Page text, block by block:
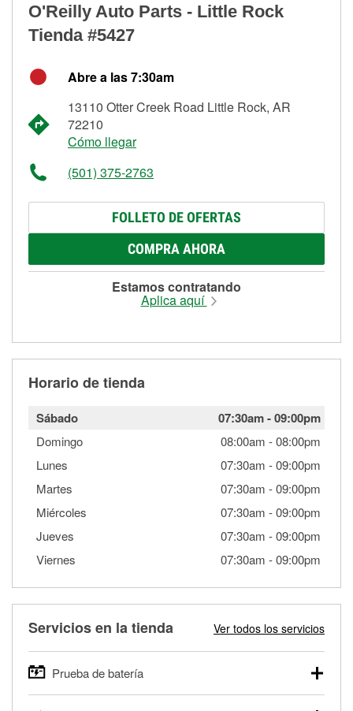
O'Reilly Auto Parts - Little Rock
Tienda #5427
Abre a las 7:30am
13110 Otter Creek Road Little Rock, AR
72210
Cómo llegar
(501) 375-2763
FOLLETO DE OFERTAS
COMPRA AHORA
Estamos contratando
Aplica aquí
Horario de tienda
Sábado 07:30am-09:00pm
Domingo 08:00am -08:00pm
Lunes
07:30am -09:00pm
Martes
07:30am -09:00pm
Miércoles
07:30am -09:00pm
Jueves
07:30am -09:00pm
Viernes
07:30am -09:00pm
Servicios en la tienda Ver todos los servicios
Prueba de batería